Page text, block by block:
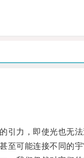
力，即使光也无法
可能连接不同的宇